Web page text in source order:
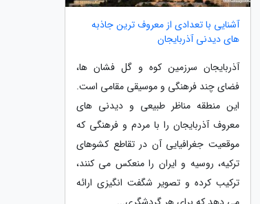
آشنایی با تعدادی از معروف ترین جاذبه
های دیدنی آذربایجان
آذربایجان سرزمین کوه و گل فشان ها،
فضای چند فرهنگی و موسیقی مقامی است.
این منطقه مناظر طبیعی و دیدنی های
معروف آذربایجان را با مردم و فرهنگی که
موقعیت جغرافیایی آن در تقاطع کشوهای
ترکیه، روسیه و ایران را منعکس می کنند،
ترکیب کرده و تصویر شگفت انگیزی ارائه